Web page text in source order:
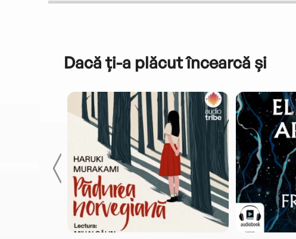
Dacă ți-a plăcut încearcă și